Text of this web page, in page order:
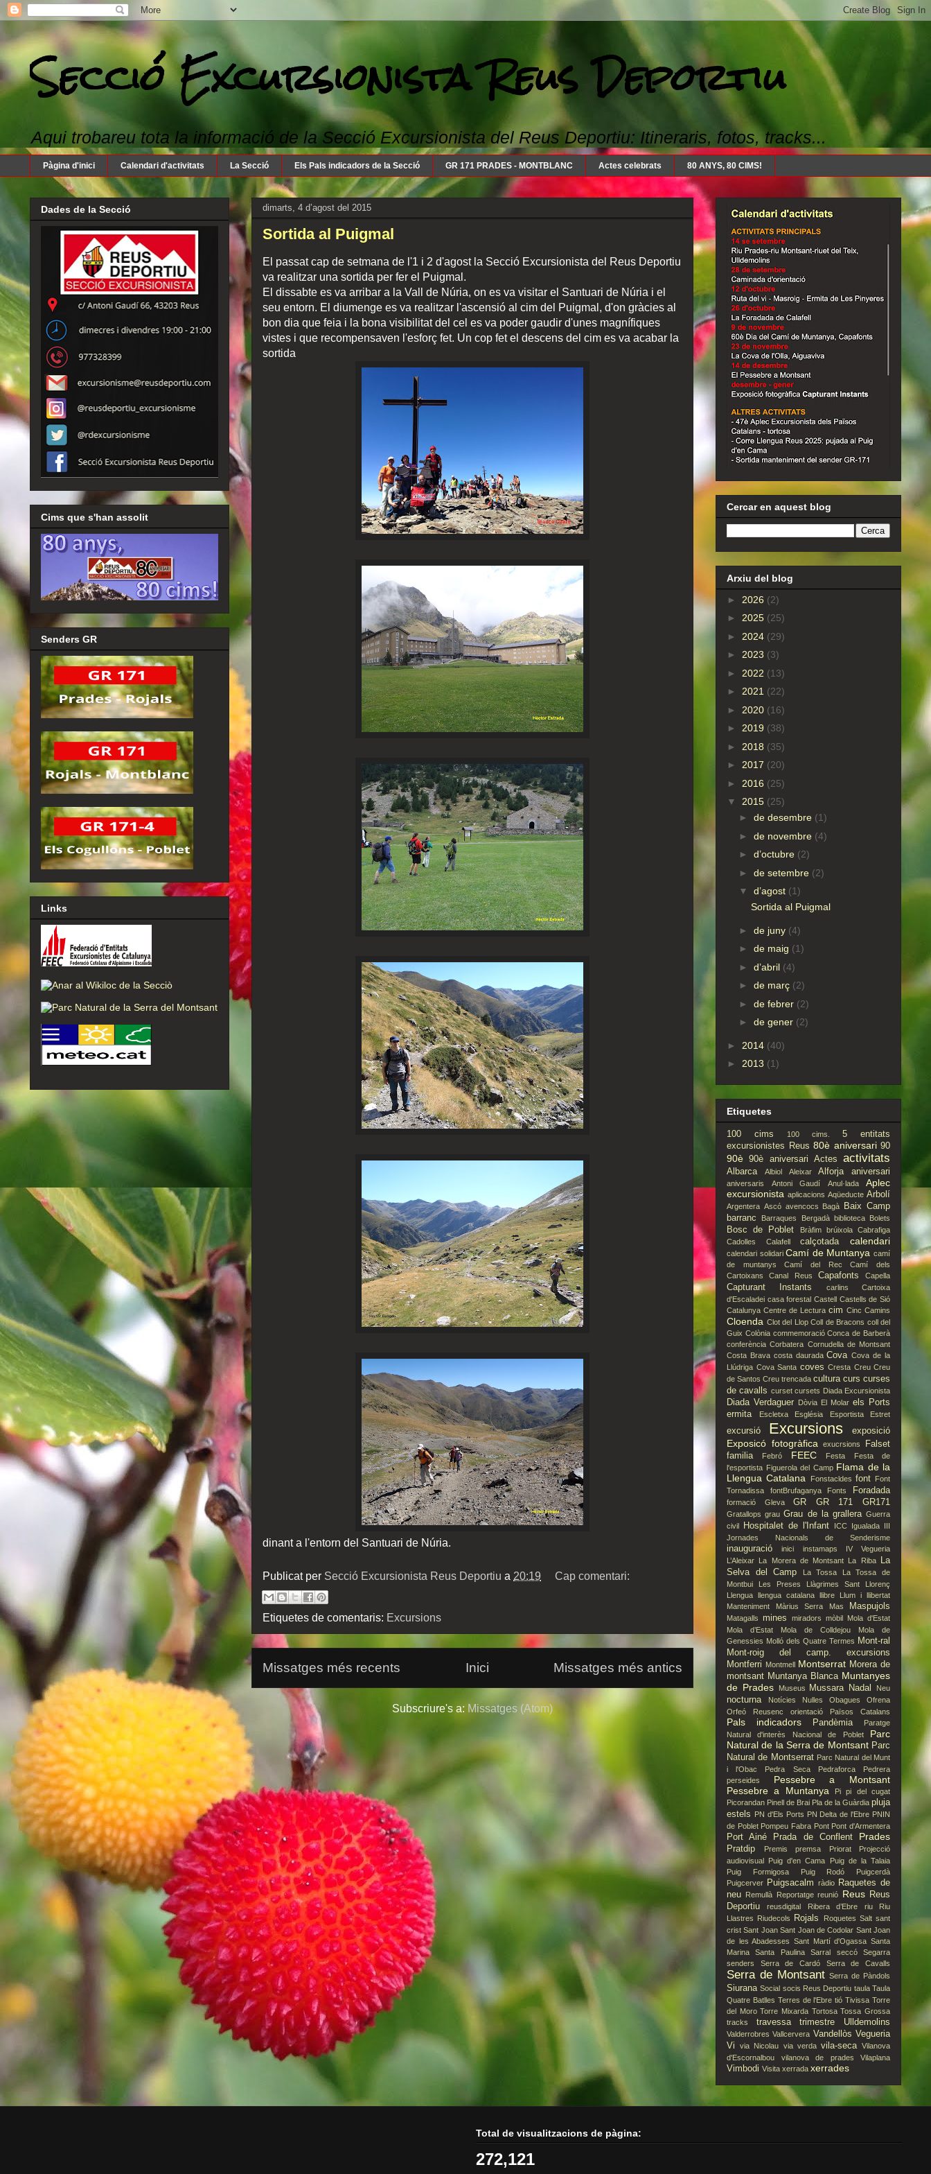
Secció Excursionista Reus Deportiu
Aqui trobareu tota la informació de la Secció Excursionista del Reus Deportiu: Itineraris, fotos, tracks...
Pàgina d'inici Calendari d'activitats La Secció Els Pals indicadors de la Secció GR 171 PRADES - MONTBLANC Actes celebrats 80 ANYS, 80 CIMS!
dimarts, 4 d’agost del 2015
Sortida al Puigmal
El passat cap de setmana de l'1 i 2 d'agost la Secció Excursionista del Reus Deportiu
va realitzar una sortida per fer el Puigmal.
El dissabte es va arribar a la Vall de Núria, on es va visitar el Santuari de Núria i el
seu entorn. El diumenge es va realitzar l'ascensió al cim del Puigmal, d'on gràcies al
bon dia que feia i la bona visibilitat del cel es va poder gaudir d'unes magnífiques
vistes i que recompensaven l'esforç fet. Un cop fet el descens del cim es va acabar la
sortida
dinant a l'entorn del Santuari de Núria.
Publicat per Secció Excursionista Reus Deportiu a 20:19 Cap comentari:
Etiquetes de comentaris: Excursions
Missatges més recents Missatges més antics
Inici
Subscriure's a: Missatges (Atom)
Dades de la Secció
Cims que s'han assolit
Senders GR
Links
Cercar en aquest blog
Arxiu del blog
► 2026 (2)
► 2025 (25)
► 2024 (29)
► 2023 (3)
► 2022 (13)
► 2021 (22)
► 2020 (16)
► 2019 (38)
► 2018 (35)
► 2017 (20)
► 2016 (25)
▼ 2015 (25)
► de desembre (1)
► de novembre (4)
► d’octubre (2)
► de setembre (2)
▼ d’agost (1)
Sortida al Puigmal
► de juny (4)
► de maig (1)
► d’abril (4)
► de març (2)
► de febrer (2)
► de gener (2)
► 2014 (40)
► 2013 (1)
Etiquetes
100 cims 100 cims.
5 entitats
excursionistes Reus 80è aniversari 90
90è 90è aniversari Actes activitats
Albarca Albiol Aleixar Alforja aniversari
aniversaris Antoni Gaudí Anul·lada
Aplec
excursionista aplicacions Aqüeducte Arbolí
Argentera Ascó avencocs Bagà
Baix Camp
barranc
Barraques Bergadà biblioteca Bolets
Bosc de Poblet Bràfim brúixola
Cabrafiga
Cadolles
Calafell calçotada calendari
calendari solidari Camí de Muntanya camí
de muntanys
Camí del Rec
Camí dels
Cartoixans
Canal Reus Capafonts Capella
Capturant Instants carlins
Cartoixa
d'Escaladei casa forestal Castell Castells de Sió
Catalunya Centre de Lectura cim Cinc Camins
Cloenda Clot del Llop Coll de Bracons coll del
Guix Colònia commemoració Conca de Barberà
conferència Corbatera Cornudella de Montsant
Costa Brava costa daurada Cova Cova de la
Llúdriga Cova Santa coves Cresta Creu Creu
de Santos Creu trencada cultura curs curses
de cavalls curset cursets Diada Excursionista
Diada Verdaguer Dòvia El Molar els Ports
ermita
Escletxa Església Esportista Estret
excursió Excursions exposició
Exposicó fotogràfica exucrsions
Falset
familia
Febró FEEC Festa
Festa de
l'esportista Figuerola del Camp Flama de la
Llengua Catalana
Fonstacldes font
Font
Tornadissa
fontBrufaganya Fonts Foradada
formació Gleva GR GR 171 GR171
Gratallops grau Grau de la grallera Guerra
civil
Hospitalet de l'Infant ICC Igualada III
Jornades Nacionals de Senderisme
inauguració inici instamaps
IV Vegueria
L’Aleixar La Morera de Montsant La Riba
La
Selva del Camp
La Tossa
La Tossa de
Montbui
Les Preses
Llàgrimes Sant Llorenç
Llengua llengua catalana llibre
Llum i llibertat
Manteniment
Màrius Serra Mas Maspujols
Matagalls mines miradors mòbil Mola d'Estat
Mola d’Estat
Mola de Colldejou
Mola de
Genessies Molló dels Quatre Termes Mont-ral
Mont-roig del camp. excursions
Montferri Montmell Montserrat Morera de
montsant Muntanya Blanca Muntanyes
de Prades
Museus Mussara Nadal Neu
nocturna Notícies Nulles Obagues
Ofrena
Orfeó Reusenc
orientació Països Catalans
Pals indicadors Pandèmia
Paratge
Natural d'interès Nacional de Poblet
Parc
Natural de la Serra de Montsant Parc
Natural de Montserrat Parc Natural del Munt
i l'Obac
Pedra Seca Pedraforca
Pedrera
perseides
Pessebre a Montsant
Pessebre a Muntanya
Pi
pi del cugat
Picorandan Pinell de Brai Pla de la Guàrdia pluja
estels PN d'Els Ports PN Delta de l'Ebre PNIN
de Poblet Pompeu Fabra Pont Pont d'Armentera
Port Ainé Prada de Conflent Prades
Pratdip Premis premsa Priorat
Projecció
audiovisual Puig d'en Cama
Puig de la Talaia
Puig Formigosa
Puig Rodó
Puigcerdà
Puigcerver Puigsacalm ràdio Raquetes de
neu Remullà Reportatge reunió Reus Reus
Deportiu
reusdigital Ribera d’Ebre riu
Riu
Llastres Riudecols Rojals Roquetes Salt sant
crist Sant Joan Sant Joan de Codolar Sant Joan
de les Abadesses Sant Martí d'Ogassa Santa
Marina
Santa Paulina Sarral seccó
Segarra
senders
Serra de Cardó Serra de Cavalls
Serra de Montsant Serra de Pàndols
Siurana Social socis Reus Deportiu taula Taula
Quatre Batlles Terres de l'Ebre tió Tivissa Torre
del Moro Torre Mixarda Tortosa Tossa Grossa
tracks
travessa trimestre Ulldemolins
Valderrobres Vallcervera Vandellòs Vegueria
Vi
via Nicolau via verda vila-seca Vilanova
d'Escornalbou
vilanova de prades Vilaplana
Vimbodi Visita xerrada xerrades
Total de visualitzacions de pàgina:
272,121